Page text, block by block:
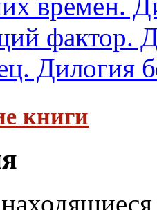
времен.
фактор.
Дилогия
книги